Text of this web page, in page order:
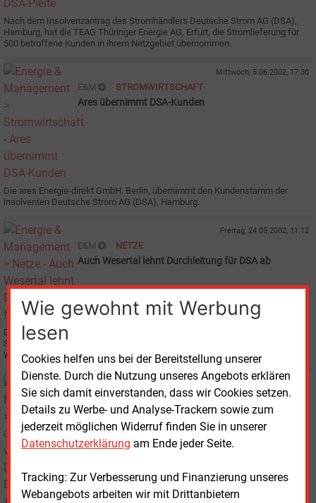
Wie gewohnt mit Werbung
lesen
Cookies helfen uns bei der Bereitstellung unserer
Dienste. Durch die Nutzung unseres Angebots erklären
Sie sich damit einverstanden, dass wir Cookies setzen.
Details zu Werbe- und Analyse-Trackern sowie zum
jederzeit möglichen Widerruf finden Sie in unserer
Datenschutzerklärung am Ende jeder Seite.
Tracking: Zur Verbesserung und Finanzierung unseres
Webangebots arbeiten wir mit Drittanbietern
Nach dem Insolvenzantrag des Stromhändlers Deutsche Strom AG (DSA),
Hamburg, hat die TEAG Thüringer Energie AG, Erfurt, die Stromlieferung für
500 betroffene Kunden in ihrem Netzgebiet übernommen.
Mittwoch, 5.06.2002, 17:30
E&M STROMWIRTSCHAFT
Ares übernimmt DSA-Kunden
Die ares Energie-direkt GmbH, Berlin, übernimmt den Kundenstamm der
insolventen Deutsche Strom AG (DSA), Hamburg.
Freitag, 24.05.2002, 11:12
E&M NETZE
Auch Wesertal lehnt Durchleitung für DSA ab
Die Elektrizitätswerk Wesertal GmbH, Hameln, untersagt der Deutsche
Strom AG (DSA), Hamburg, die Nutzung des Wesertal-Stromnetzes mit
Wirkung zum 1. Juni.
E&M NETZE
NWS und e.dis verweigern DSA die Durchleitung